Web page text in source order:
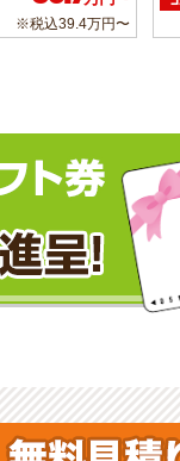
※税込39.4万円〜